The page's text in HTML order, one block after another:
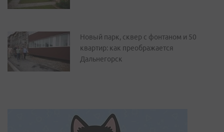
Новый парк, сквер с фонтаном и 50
квартир: как преображается
Дальнегорск